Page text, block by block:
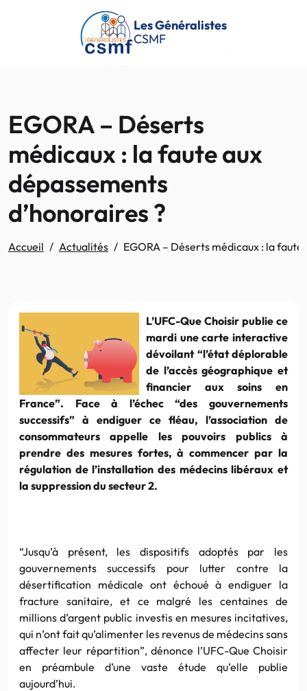
Passer au contenu principal
Les Généralistes
CSMF
EGORA – Déserts
médicaux : la faute aux
dépassements
d’honoraires ?
Accueil Actualités EGORA – Déserts médicaux : la
L’UFC-Que Choisir publie ce
mardi une carte interactive
dévoilant “l’état déplorable
de l’accès géographique et
financier aux soins en
France”. Face à l’échec “des gouvernements
successifs” à endiguer ce fléau, l’association de
consommateurs appelle les pouvoirs publics à
prendre des mesures fortes, à commencer par la
régulation de l’installation des médecins libéraux et
la suppression du secteur 2.
“Jusqu’à présent, les dispositifs adoptés par les
gouvernements successifs pour lutter contre la
désertification médicale ont échoué à endiguer la
fracture sanitaire, et ce malgré les centaines de
millions d’argent public investis en mesures incitatives,
qui n’ont fait qu’alimenter les revenus de médecins sans
affecter leur répartition”, dénonce l’UFC-Que Choisir
en préambule d’une vaste étude qu’elle publie
aujourd’hui.